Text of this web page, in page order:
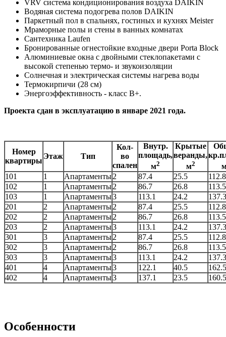
VRV система кондиционирования воздуха DAIKIN
Водяная система подогрева полов DAIKIN
Паркетный пол в спальнях, гостиных и кухнях Meister
Мраморные полы и стены в ванных комнатах
Сантехника Laufen
Бронированные огнестойкие входные двери Porta Block
Алюминиевые окна с двойными стеклопакетами с
высокой степенью термо- и звукоизоляции
Солнечная и электрическая системы нагрева воды
Термокирпичи (28 см)
Энергоэффективность - класс В+.
Проекта сдан в эксплуатацию в январе 2021 года.
Номер
квартиры
Этаж Тип
Кол-
во
спален
Внутр.
площадь,
м2
Крытые
веранды,
м2
101
1 Апартаменты2 87.4 25.5
102
1 Апартаменты2 86.7 26.8
103
1 Апартаменты3 113.1 24.2
201
2 Апартаменты2 87.4 25.5
202
2 Апартаменты2 86.7 26.8
203
2 Апартаменты3 113.1 24.2
301
3 Апартаменты2 87.4 25.5
302
3 Апартаменты2 86.7 26.8
113.5
303
3 Апартаменты3 113.1 24.2
401
4 Апартаменты3 122.1 40.5
402
4 Апартаменты3 137.1 23.5
Особенности